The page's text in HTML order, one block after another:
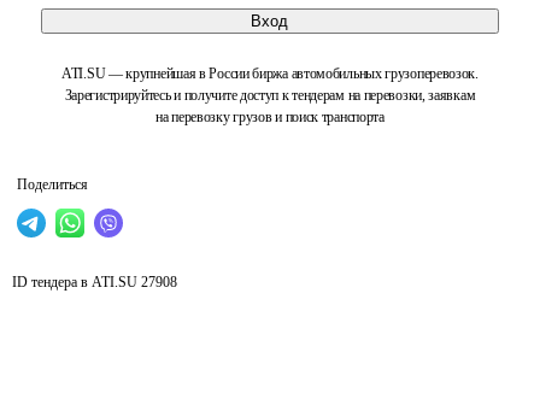
Вход
ATI.SU — крупнейшая в России биржа автомобильных грузоперевозок.
Зарегистрируйтесь и получите доступ к тендерам на перевозки, заявкам
на перевозку грузов и поиск транспорта
Поделиться
ID тендера в ATI.SU 27908